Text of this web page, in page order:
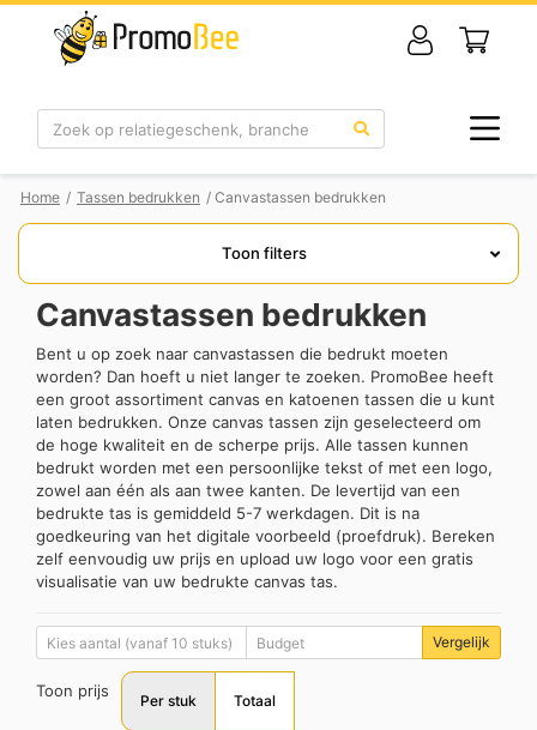
Zoek
Home / Tassen bedrukken / Canvastassen bedrukken
Toon filters
Canvastassen bedrukken
Bent u op zoek naar canvastassen die bedrukt moeten
worden? Dan hoeft u niet langer te zoeken. PromoBee heeft
een groot assortiment canvas en katoenen tassen die u kunt
laten bedrukken. Onze canvas tassen zijn geselecteerd om
de hoge kwaliteit en de scherpe prijs. Alle tassen kunnen
bedrukt worden met een persoonlijke tekst of met een logo,
zowel aan één als aan twee kanten. De levertijd van een
bedrukte tas is gemiddeld 5-7 werkdagen. Dit is na
goedkeuring van het digitale voorbeeld (proefdruk). Bereken
zelf eenvoudig uw prijs en upload uw logo voor een gratis
visualisatie van uw bedrukte canvas tas.
Vergelijk
Toon prijs
Per stuk Totaal